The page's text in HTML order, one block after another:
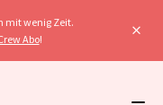
mit wenig Zeit.
Abo!